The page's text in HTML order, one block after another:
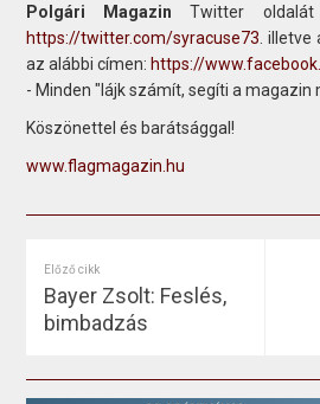
Polgári Magazin Twitter
https://twitter.com/syracuse73 .
az alábbi címen: https://
- Minden "lájk számít, segíti a magazin
Köszönettel és barátsággal!
www.flagmagazin.hu
Előző cikk
Bayer Zsolt: Feslés,
bimbadzás